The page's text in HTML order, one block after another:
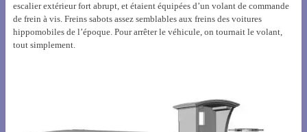
escalier extérieur fort abrupt, et étaient équipées d’un volant de commande
de frein à vis. Freins sabots assez semblables aux freins des voitures
hippomobiles de l’époque. Pour arrêter le véhicule, on tournait le volant,
tout simplement.